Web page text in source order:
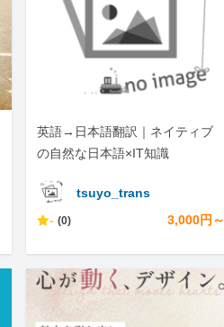
英語→日本語翻訳｜ネイティブ
の自然な日本語×IT知識
tsuyo_trans
- (0) 3,000円～